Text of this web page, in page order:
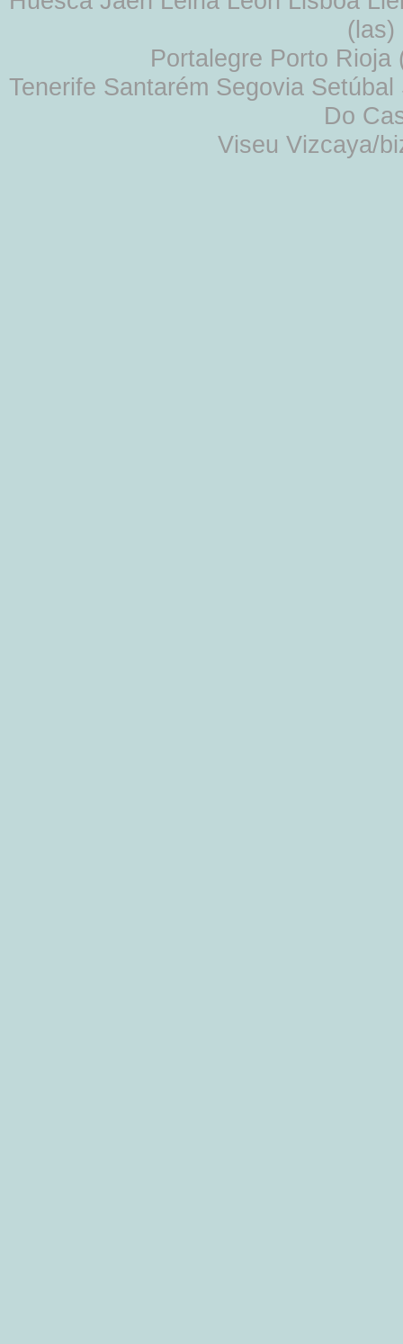
Portalegre Porto
Tenerife Santarém Segovia
Do
Viseu Vizcaya/